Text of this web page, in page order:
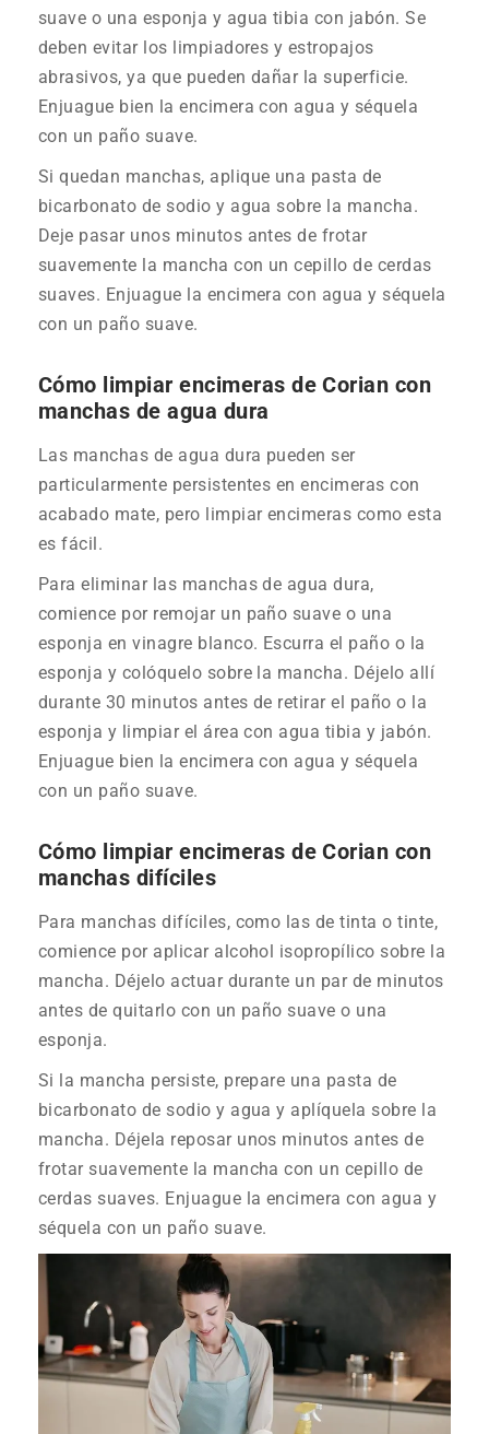
suave o una esponja y agua tibia con jabón. Se
deben evitar los limpiadores y estropajos
abrasivos, ya que pueden dañar la superficie.
Enjuague bien la encimera con agua y séquela
con un paño suave.
Si quedan manchas, aplique una pasta de
bicarbonato de sodio y agua sobre la mancha.
Deje pasar unos minutos antes de frotar
suavemente la mancha con un cepillo de cerdas
suaves. Enjuague la encimera con agua y séquela
con un paño suave.
Cómo limpiar encimeras de Corian con
manchas de agua dura
Las manchas de agua dura pueden ser
particularmente persistentes en encimeras con
acabado mate, pero limpiar encimeras como esta
es fácil.
Para eliminar las manchas de agua dura,
comience por remojar un paño suave o una
esponja en vinagre blanco. Escurra el paño o la
esponja y colóquelo sobre la mancha. Déjelo allí
durante 30 minutos antes de retirar el paño o la
esponja y limpiar el área con agua tibia y jabón.
Enjuague bien la encimera con agua y séquela
con un paño suave.
Cómo limpiar encimeras de Corian con
manchas difíciles
Para manchas difíciles, como las de tinta o tinte,
comience por aplicar alcohol isopropílico sobre la
mancha. Déjelo actuar durante un par de minutos
antes de quitarlo con un paño suave o una
esponja.
Si la mancha persiste, prepare una pasta de
bicarbonato de sodio y agua y aplíquela sobre la
mancha. Déjela reposar unos minutos antes de
frotar suavemente la mancha con un cepillo de
cerdas suaves. Enjuague la encimera con agua y
séquela con un paño suave.